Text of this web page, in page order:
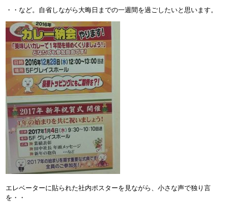
・・など。自省しながら大晦日までの一週間を過ごしたいと思います。
エレベーターに貼られた社内ポスターを見ながら、小さな声で独り言
を・・